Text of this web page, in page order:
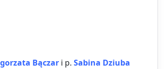
Bączar i p. Sabina Dziuba